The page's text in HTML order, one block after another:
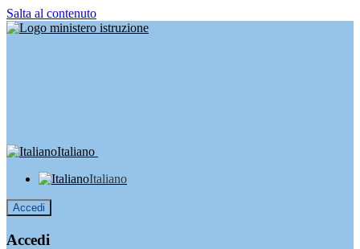
Salta al contenuto
Italiano
Italiano
Accedi
Accedi